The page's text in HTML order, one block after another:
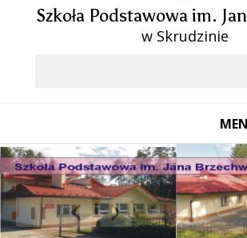
Szkoła Podstawowa im.
w Skrudzinie
Poprzedni Element
Następny Element
❚❚